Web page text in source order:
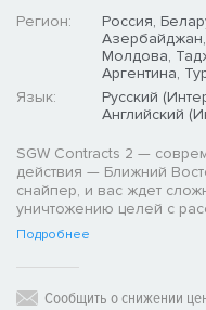
Регион:
Россия,
Азербайджан,
Молдова,
Аргентина,
Язык:
Русский
Английский
SGW Contracts 2 —
действия — Ближний
снайпер, и вас ждет
уничтожению целей с
Подробнее
Сообщить о снижении